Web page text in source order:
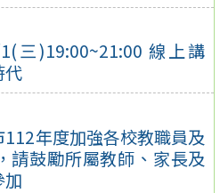
三)19:00~21:00 線上講
代
年度加強各校教職員及
請鼓勵所屬教師、家長及
加